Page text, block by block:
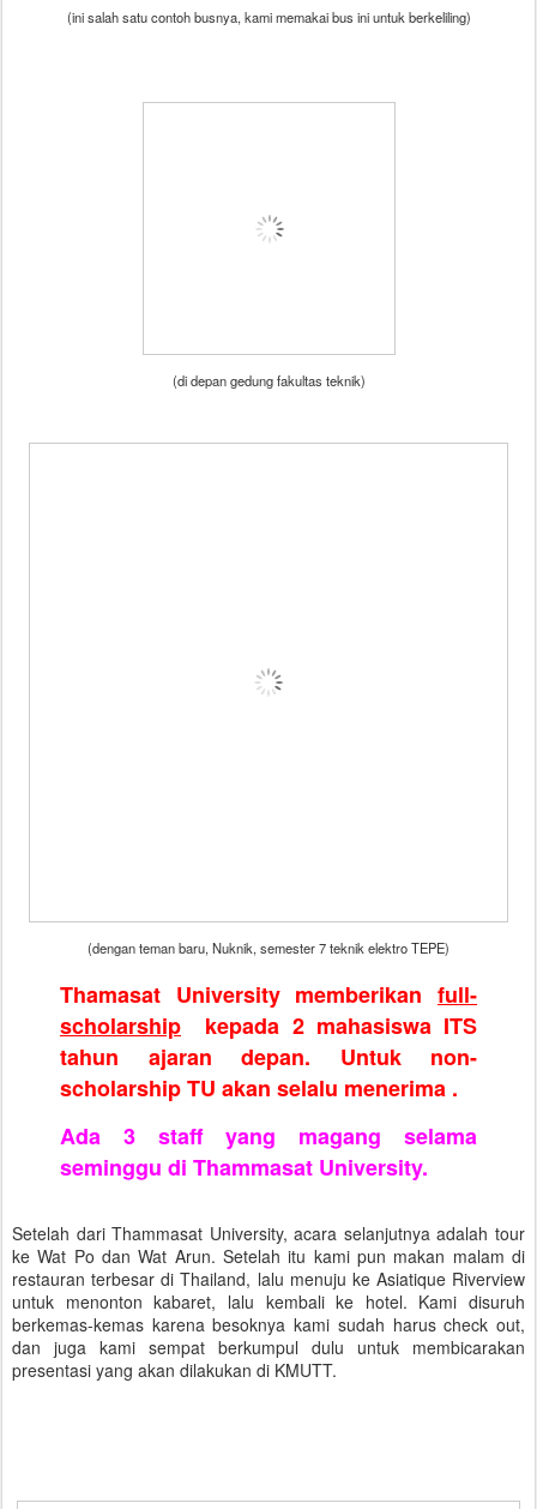
(ini salah satu contoh busnya, kami memakai bus ini untuk berkeliling)
(di depan gedung fakultas teknik)
(dengan teman baru, Nuknik, semester 7 teknik elektro TEPE)
Thamasat University memberikan full-
scholarship kepada 2 mahasiswa ITS
tahun ajaran depan. Untuk non-
scholarship TU akan selalu menerima .
Ada 3 staff yang magang selama
seminggu di Thammasat University.
Setelah dari Thammasat University, acara selanjutnya adalah tour
ke Wat Po dan Wat Arun. Setelah itu kami pun makan malam di
restauran terbesar di Thailand, lalu menuju ke Asiatique Riverview
untuk menonton kabaret, lalu kembali ke hotel. Kami disuruh
berkemas-kemas karena besoknya kami sudah harus check out,
dan juga kami sempat berkumpul dulu untuk membicarakan
presentasi yang akan dilakukan di KMUTT.